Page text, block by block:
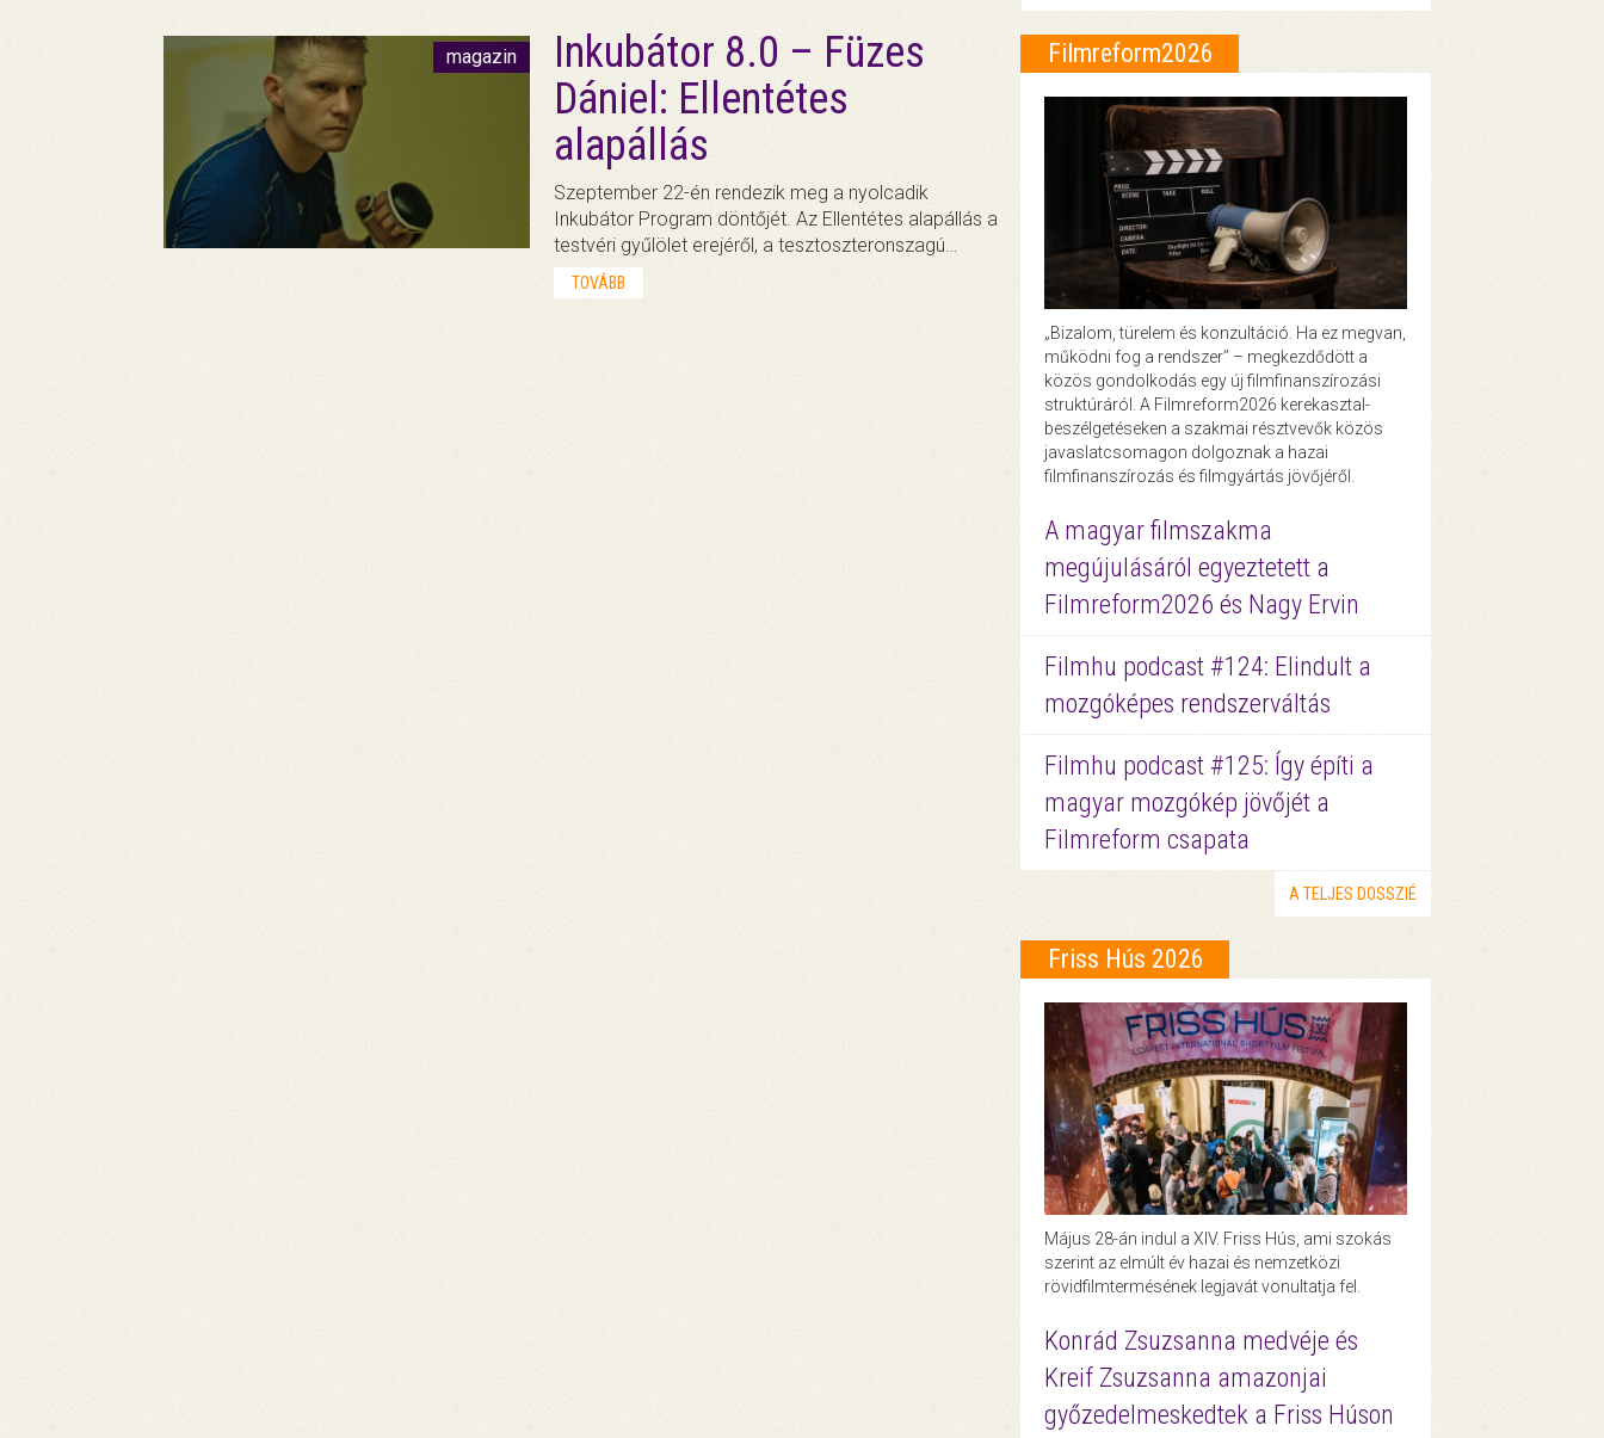
magazin
Inkubátor 8.0 – Füzes
Dániel: Ellentétes
alapállás
Szeptember 22-én rendezik meg a nyolcadik
Inkubátor Program döntőjét. Az Ellentétes alapállás a
testvéri gyűlölet erejéről, a tesztoszteronszagú…
TOVÁBB
Filmreform2026
„Bizalom, türelem és konzultáció. Ha ez megvan,
működni fog a rendszer” – megkezdődött a
közös gondolkodás egy új filmfinanszírozási
struktúráról. A Filmreform2026 kerekasztal-
beszélgetéseken a szakmai résztvevők közös
javaslatcsomagon dolgoznak a hazai
filmfinanszírozás és filmgyártás jövőjéről.
A magyar filmszakma
megújulásáról egyeztetett a
Filmreform2026 és Nagy Ervin
Filmhu podcast #124: Elindult a
mozgóképes rendszerváltás
Filmhu podcast #125: Így építi a
magyar mozgókép jövőjét a
Filmreform csapata
A TELJES DOSSZIÉ
Friss Hús 2026
Május 28-án indul a XIV. Friss Hús, ami szokás
szerint az elmúlt év hazai és nemzetközi
rövidfilmtermésének legjavát vonultatja fel.
Konrád Zsuzsanna medvéje és
Kreif Zsuzsanna amazonjai
győzedelmeskedtek a Friss Húson